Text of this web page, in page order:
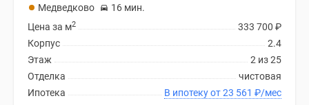
Медведково
16 мин.
333 700 ₽
Цена за м2
2.4
Корпус
2 из 25
Этаж
чистовая
Отделка
В ипотеку от 23 561 ₽/мес
Ипотека